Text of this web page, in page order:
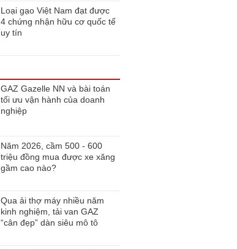
Loại gạo Việt Nam đạt được
4 chứng nhận hữu cơ quốc tế
uy tín
GAZ Gazelle NN và bài toán
tối ưu vận hành của doanh
nghiệp
Năm 2026, cầm 500 - 600
triệu đồng mua được xe xăng
gầm cao nào?
Qua ải thợ máy nhiều năm
kinh nghiệm, tải van GAZ
“cân đẹp” dàn siêu mô tô